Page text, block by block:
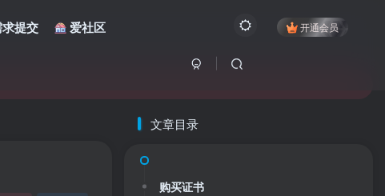
提交 爱社区 开通会员
文章目录
购买证书